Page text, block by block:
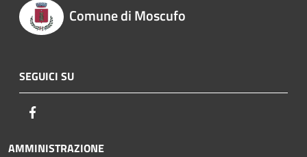
Comune di Moscufo
SEGUICI SU
AMMINISTRAZIONE